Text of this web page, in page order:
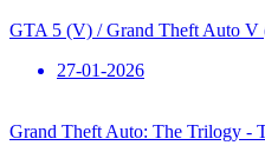
GTA 5 (V) / Grand Theft Auto V
27-01-2026
Grand Theft Auto: The Trilogy -